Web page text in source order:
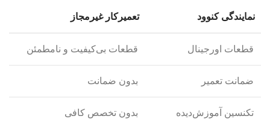
نمایندگی کنوود تعمیرکار غیرمجاز
قطعات اورجینال قطعات بی‌کیفیت و نامطمئن
ضمانت تعمیر بدون ضمانت
تکنسین آموزش‌دیده بدون تخصص کافی